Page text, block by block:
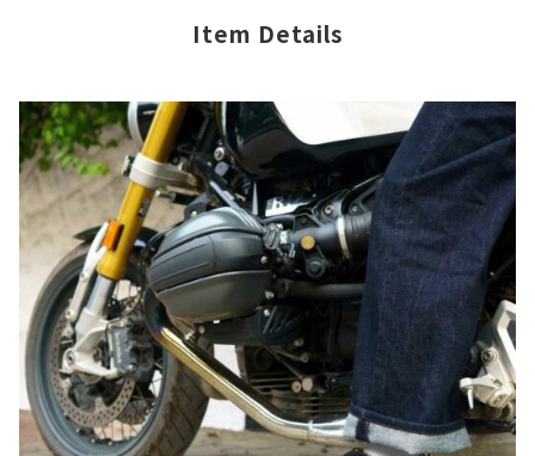
Item Details